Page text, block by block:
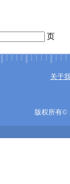
页
关于
版权所有©